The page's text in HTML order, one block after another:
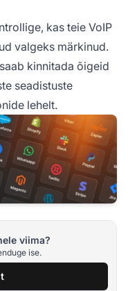
kas teie VoIP
valgeks märkinud.
kinnitada õigeid
seadistuste
lehelt.
viima?
ise.